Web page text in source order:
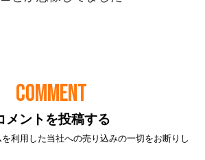
COMMENT
メントを投稿する
利用した当社への売り込みの一切をお断りし